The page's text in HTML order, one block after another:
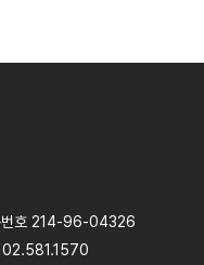
번호 214-96-04326
02.581.1570